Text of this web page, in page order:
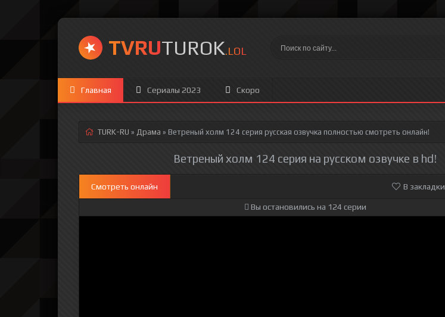
TVRUTUROK.LOL
Главная Сериалы 2023 Скоро
TURK-RU » Драма » Ветреный холм 124 серия русская озвучка полностью смотреть онлайн!
Ветреный холм 124 серия на русском озвучке в hd!
Смотреть онлайн В закладки
Вы остановились на 124 серии